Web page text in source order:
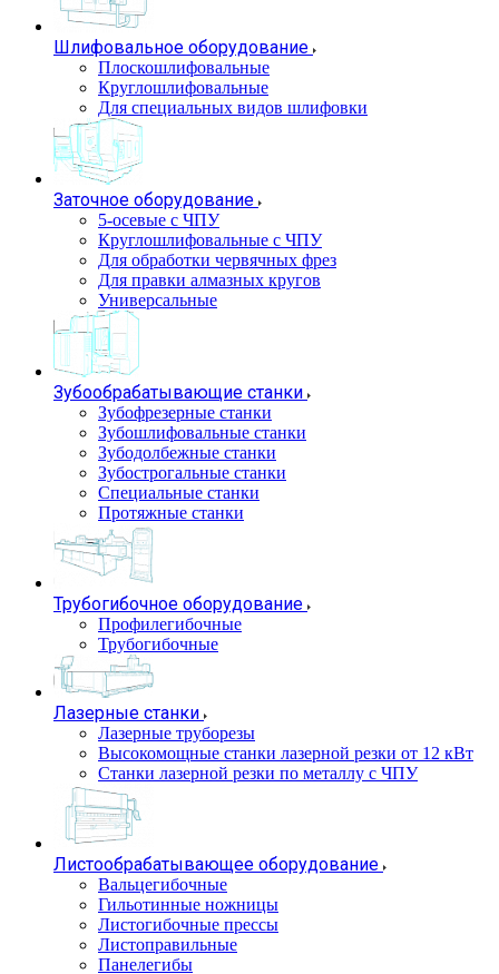
Шлифовальное оборудование
Плоскошлифовальные
Круглошлифовальные
Для специальных видов шлифовки
Заточное оборудование
5-осевые с ЧПУ
Круглошлифовальные с ЧПУ
Для обработки червячных фрез
Для правки алмазных кругов
Универсальные
Зубообрабатывающие станки
Зубофрезерные станки
Зубошлифовальные станки
Зубодолбежные станки
Зубострогальные станки
Специальные станки
Протяжные станки
Трубогибочное оборудование
Профилегибочные
Трубогибочные
Лазерные станки
Лазерные труборезы
Высокомощные станки лазерной резки от 12 кВт
Станки лазерной резки по металлу с ЧПУ
Листообрабатывающее оборудование
Вальцегибочные
Гильотинные ножницы
Листогибочные прессы
Листоправильные
Панелегибы